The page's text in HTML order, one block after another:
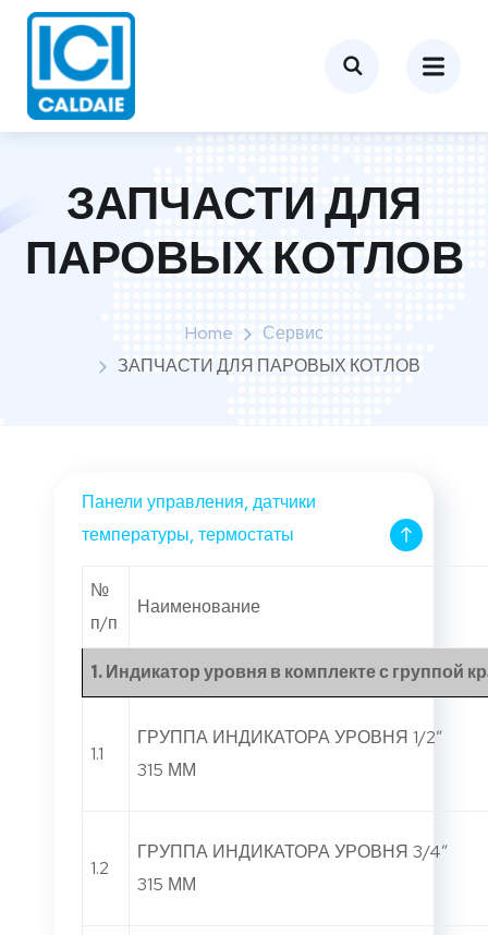
ЗАПЧАСТИ ДЛЯ
ПАРОВЫХ КОТЛОВ
Home
Сервис
ЗАПЧАСТИ ДЛЯ ПАРОВЫХ КОТЛОВ
Панели управления, датчики
температуры, термостаты
№
п/п
Наименование
1. Индикатор уровня в комплекте с группой
1.1
ГРУППА ИНДИКАТОРА УРОВНЯ 1/2”
315 ММ
1.2
ГРУППА ИНДИКАТОРА УРОВНЯ 3/4”
315 ММ